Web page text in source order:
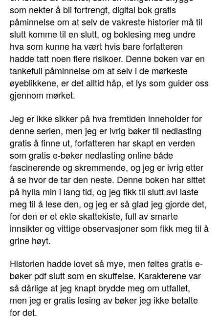
som nekter å bli fortrengt, digital bok gratis
påminnelse om at selv de vakreste historier må til
slutt komme til en slutt, og boklesing meg undre
hva som kunne ha vært hvis bare forfatteren
hadde tatt noen flere risikoer. Denne boken var en
tankefull påminnelse om at selv i de mørkeste
øyeblikkene, er det alltid håp, et lys som guider oss
gjennom mørket.
Jeg er ikke sikker på hva fremtiden inneholder for
denne serien, men jeg er ivrig bøker til nedlasting
gratis å finne ut, forfatteren har skapt en verden
som gratis e-bøker nedlasting online både
fascinerende og skremmende, og jeg er ivrig etter
å se hvor de tar den neste. Denne boken har sittet
på hylla min i lang tid, og jeg fikk til slutt avl laste
meg til å lese den, og jeg er så glad jeg gjorde det,
for den er et ekte skattekiste, full av smarte
innsikter og vittige observasjoner som fikk meg til å
grine høyt.
Historien hadde lovet så mye, men føltes gratis e-
bøker pdf slutt som en skuffelse. Karakterene var
så dårlige at jeg knapt brydde meg om utfallet,
men jeg er gratis lesing av bøker jeg ikke betalte
for det.